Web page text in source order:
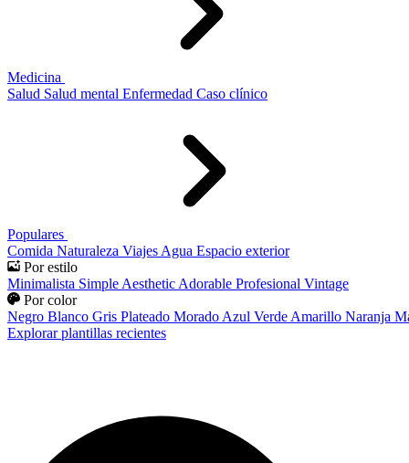
Medicina
Salud Salud mental Enfermedad Caso clínico
Populares
Comida Naturaleza Viajes Agua Espacio exterior
Por estilo
Minimalista Simple Aesthetic Adorable Profesional Vintage
Por color
Negro Blanco Gris Plateado Morado Azul Verde Amarillo Naranja
Explorar plantillas recientes